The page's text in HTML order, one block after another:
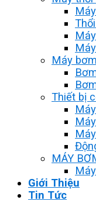
Máy
Thiết bị
MÁY
Giới Thiệu
Tin Tức